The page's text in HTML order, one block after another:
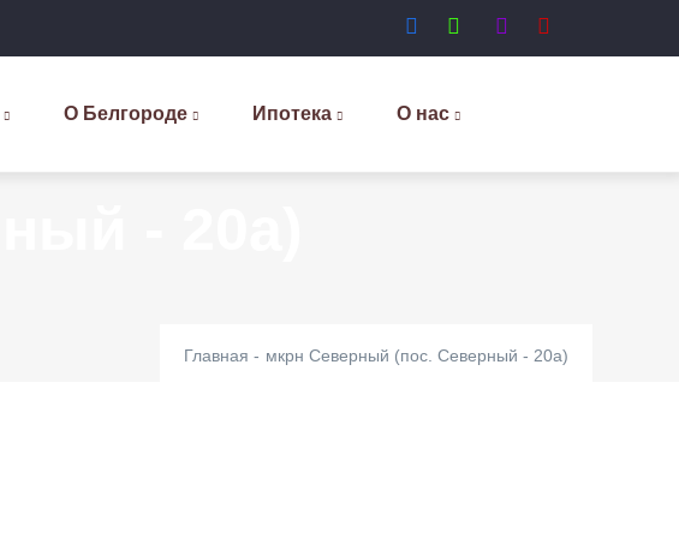
О Белгороде Ипотека О нас
Главная - мкрн Северный (пос. Северный - 20а)